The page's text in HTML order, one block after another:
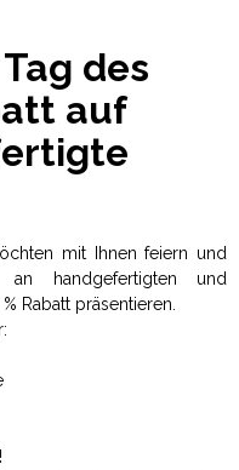
des
auf
mit Ihnen feiern und
an handgefertigten und
Rabatt präsentieren.